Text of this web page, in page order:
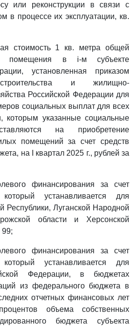
или реконструкции в связи с
в процессе их эксплуатации, кв.
стоимость 1 кв. метра общей
помещения в i-м субъекте
установленная приказом
и жилищно-
Российской Федерации для
социальных выплат для всех
которым указанные социальные
на приобретение
помещений за счет средств
на I квартал 2025 г., рублей за
финансирования за счет
устанавливается для
Республики, Луганской Народной
области и Херсонской
99;
финансирования за счет
устанавливается для
Федерации, в бюджетах
из федерального бюджета в
отчетных финансовых лет
объема собственных
бюджета субъекта